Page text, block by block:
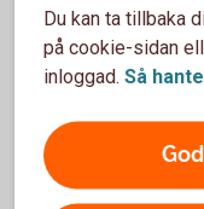
det inte att
kontaktlösa
Finns
misstag
Nej, kortet
Du kan ta tillbaka
på cookie-sidan
inloggad. Så